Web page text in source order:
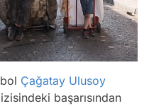
Çağatay Ulusoy
başarısından